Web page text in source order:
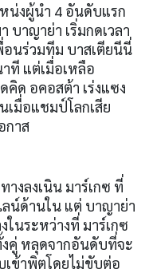
น่งผู้นำ 4 อันดับแรก
บาญาย่า เริ่มกดเวลา
อนร่วมทีม บาสเตียนีนี่
ที แต่เมื่อเหลือ
คิด อคอสต้า เร่งแซง
เมื่อแชมป์โลกเสีย
กาส
างลงเนิน มาร์เกซ ที่
น์ด้านใน แต่ บาญาย่า
นระหว่างที่ มาร์เกซ
งคู่ หลุดจากอันดับที่จะ
ข้าพิตโดยไม่ขับต่อ